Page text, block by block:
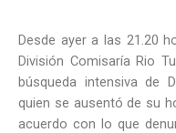
Desde ayer a las 21.20
División Comisaría Rio
búsqueda intensiva de
quien se ausentó de su
acuerdo con lo que